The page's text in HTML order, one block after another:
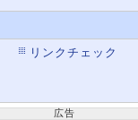
リンクチェック
広告